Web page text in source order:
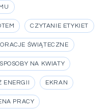
CZYTANIE ETYKIET
ŚWIĄTECZNE
NA KWIATY
ENERGII EKRAN
PRACY